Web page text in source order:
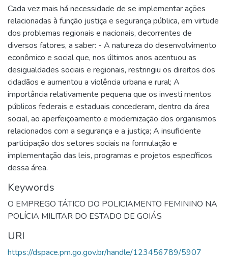
Cada vez mais há necessidade de se implementar ações
relacionadas à função justiça e segurança pública, em virtude
dos problemas regionais e nacionais, decorrentes de
diversos fatores, a saber: - A natureza do desenvolvimento
econômico e social que, nos últimos anos acentuou as
desigualdades sociais e regionais, restringiu os direitos dos
cidadãos e aumentou a violência urbana e rural; A
importância relativamente pequena que os investi mentos
públicos federais e estaduais concederam, dentro da área
social, ao aperfeiçoamento e modernização dos organismos
relacionados com a segurança e a justiça; A insuficiente
participação dos setores sociais na formulação e
implementação das leis, programas e projetos específicos
dessa área.
Keywords
O EMPREGO TÁTICO DO POLICIAMENTO FEMININO NA
POLÍCIA MILITAR DO ESTADO DE GOIÁS
URI
https://dspace.pm.go.gov.br/handle/123456789/5907